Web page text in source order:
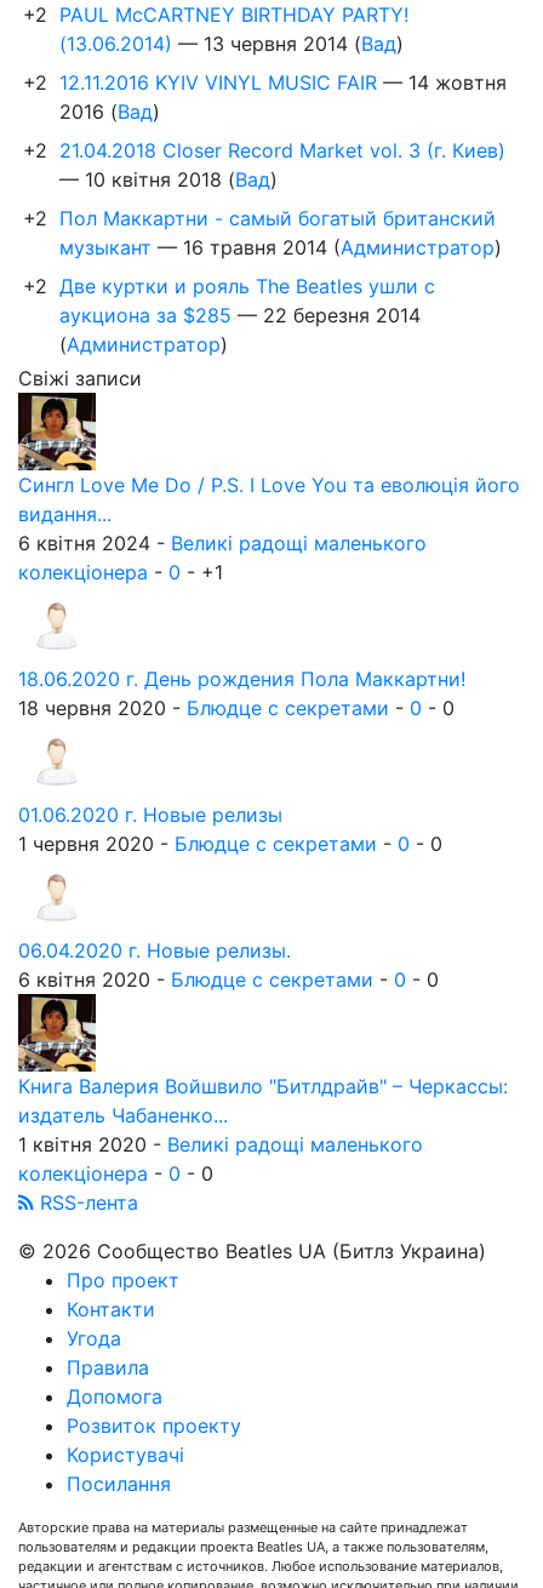
+2 PAUL McCARTNEY BIRTHDAY PARTY!
(13.06.2014) — 13 червня 2014 (Вад)
+2 12.11.2016 KYIV VINYL MUSIC FAIR — 14 жовтня
2016 (Вад)
+2 21.04.2018 Closer Record Market vol. 3 (г. Киев)
— 10 квітня 2018 (Вад)
+2 Пол Маккартни - самый богатый британский
музыкант — 16 травня 2014 (Администратор)
+2 Две куртки и рояль The Beatles ушли с
аукциона за $285 — 22 березня 2014
(Администратор)
Свіжі записи
Сингл Love Me Do / P.S. I Love You та еволюція його
видання...
6 квітня 2024 - Великі радощі маленького
колекціонера - 0 - +1
18.06.2020 г. День рождения Пола Маккартни!
18 червня 2020 - Блюдце с секретами - 0 - 0
01.06.2020 г. Новые релизы
1 червня 2020 - Блюдце с секретами - 0 - 0
06.04.2020 г. Новые релизы.
6 квітня 2020 - Блюдце с секретами - 0 - 0
Книга Валерия Войшвило "Битлдрайв" – Черкассы:
издатель Чабаненко...
1 квітня 2020 - Великі радощі маленького
колекціонера - 0 - 0
RSS-лента
© 2026 Сообщество Beatles UA (Битлз Украина)
Про проект
Контакти
Угода
Правила
Допомога
Розвиток проекту
Користувачі
Посилання
Авторские права на материалы размещенные на сайте принадлежат
пользователям и редакции проекта Beatles UA, а также пользователям,
редакции и агентствам с источников. Любое использование материалов,